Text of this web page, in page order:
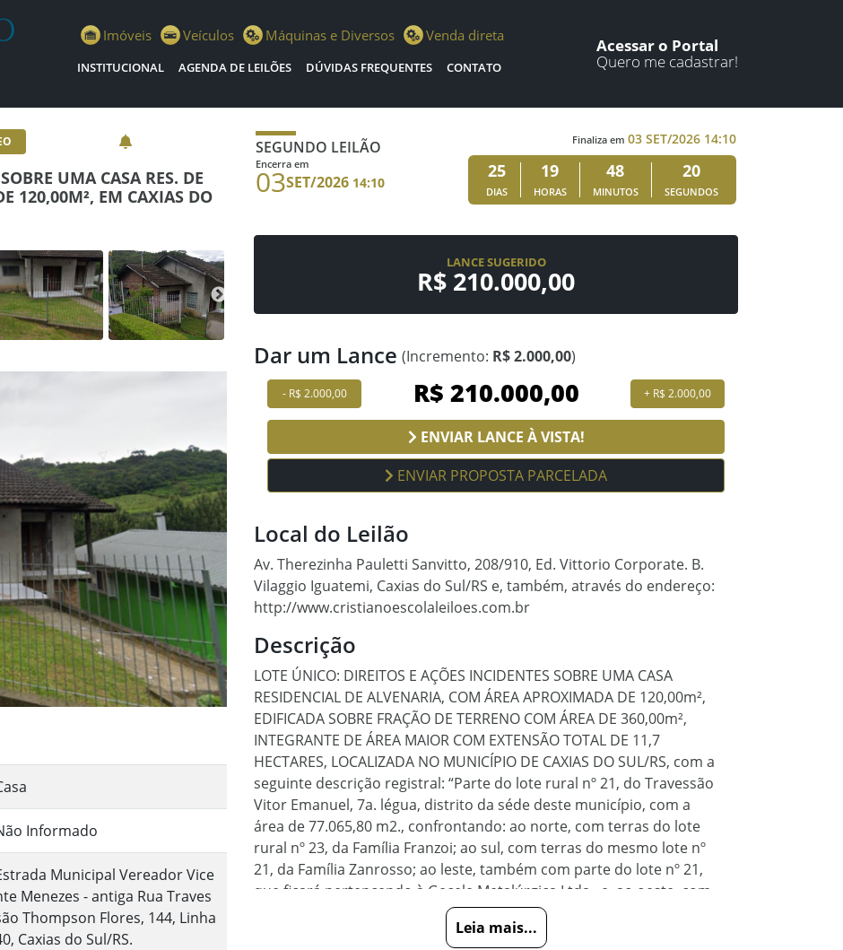
Imóveis Veículos Máquinas e Diversos Venda direta
INSTITUCIONAL AGENDA DE LEILÕES DÚVIDAS FREQUENTES CONTATO
Acessar o Portal
Quero me cadastrar!
UMA CASA RES. DE
120,00M², EM CAXIAS DO
Informado
Municipal Vereador Vice
Menezes - antiga Rua Traves
Thompson Flores, 144, Linha
Caxias do Sul/RS.
SEGUNDO LEILÃO
Encerra em
03SET/2026 14:10
Finaliza em 03 SET/2026 14:10
25
DIAS
19
HORAS
48
MINUTOS
19
SEGUNDOS
LANCE SUGERIDO
R$ 210.000,00
Dar um Lance (Incremento: R$ 2.000,00)
- R$ 2.000,00 + R$ 2.000,00
ENVIAR LANCE À VISTA!
ENVIAR PROPOSTA PARCELADA
Local do Leilão
Av. Therezinha Pauletti Sanvitto, 208/910, Ed. Vittorio Corporate. B.
Vilaggio Iguatemi, Caxias do Sul/RS e, também, através do endereço:
http://www.cristianoescolaleiloes.com.br
Descrição
LOTE ÚNICO: DIREITOS E AÇÕES INCIDENTES SOBRE UMA CASA
RESIDENCIAL DE ALVENARIA, COM ÁREA APROXIMADA DE 120,00m²,
EDIFICADA SOBRE FRAÇÃO DE TERRENO COM ÁREA DE 360,00m²,
INTEGRANTE DE ÁREA MAIOR COM EXTENSÃO TOTAL DE 11,7
HECTARES, LOCALIZADA NO MUNICÍPIO DE CAXIAS DO SUL/RS, com a
seguinte descrição registral: “Parte do lote rural nº 21, do Travessão
Vitor Emanuel, 7a. légua, distrito da séde deste município, com a
área de 77.065,80 m2., confrontando: ao norte, com terras do lote
rural nº 23, da Família Franzoi; ao sul, com terras do mesmo lote nº
21, da Família Zanrosso; ao leste, também com parte do lote nº 21,
que ficará pertencendo à Gecele Metalúrgica Ltda., e, ao oeste, com
terras da nona légua”. Maiores informações quanto aos demais
registros e averbações, sugere-se a consulta à Matrícula nº 3.369 do
Leia mais...